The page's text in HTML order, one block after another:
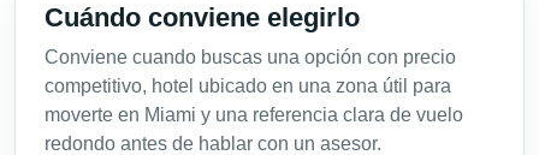
Cuándo conviene elegirlo
Conviene cuando buscas una opción con precio
competitivo, hotel ubicado en una zona útil para
moverte en Miami y una referencia clara de vuelo
redondo antes de hablar con un asesor.